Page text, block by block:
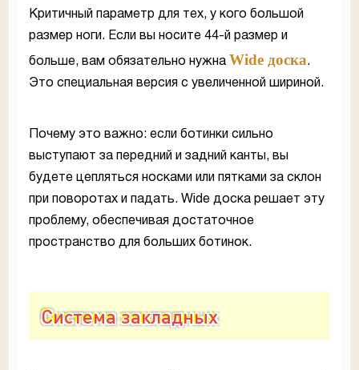
Критичный параметр для тех, у кого большой
размер ноги. Если вы носите 44-й размер и
больше, вам обязательно нужна Wide доска.
Это специальная версия с увеличенной шириной.
Почему это важно: если ботинки сильно
выступают за передний и задний канты, вы
будете цепляться носками или пятками за склон
при поворотах и падать. Wide доска решает эту
проблему, обеспечивая достаточное
пространство для больших ботинок.
Система закладных